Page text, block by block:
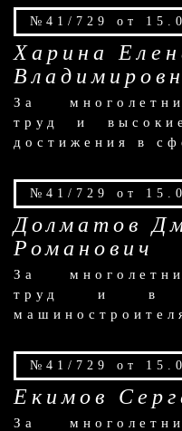
№41/729 от
Харина
За
труд и
достижения в
№41/729 от
Долматов
Романович
За
труд и в
№41/729 от
Екимов
За